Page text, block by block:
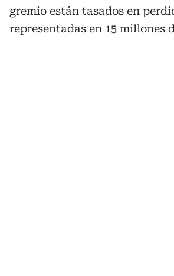
gremio están tasados en
representadas en 15 millones